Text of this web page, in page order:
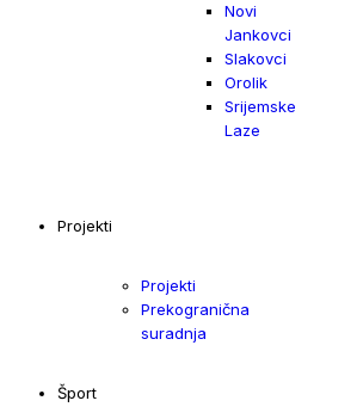
Novi
Jankovci
Slakovci
Orolik
Srijemske
Laze
Projekti
Projekti
Prekogranična
suradnja
Šport